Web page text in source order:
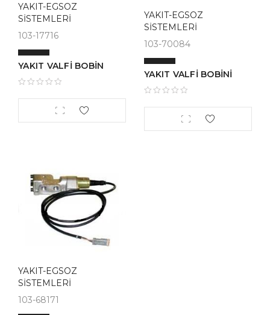
YAKIT-EGSOZ
SİSTEMLERİ
103-17716
YAKIT VALFİ BOBİN
YAKIT-EGSOZ
SİSTEMLERİ
103-70084
YAKIT VALFİ BOBİNİ
YAKIT-EGSOZ
SİSTEMLERİ
103-68171